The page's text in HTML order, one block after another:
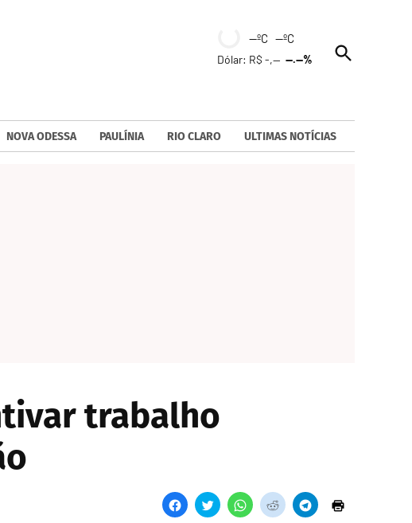
--ºC --ºC
Dólar: R$ -,----.--%
Open
Search
NOVA ODESSA PAULÍNIA RIO CLARO ULTIMAS NOTÍCIAS
trabalho